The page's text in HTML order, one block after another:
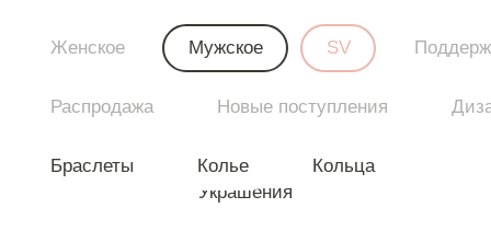
Украшения
Женское Мужское SV
Распродажа Новые поступления
Браслеты Колье Кольца